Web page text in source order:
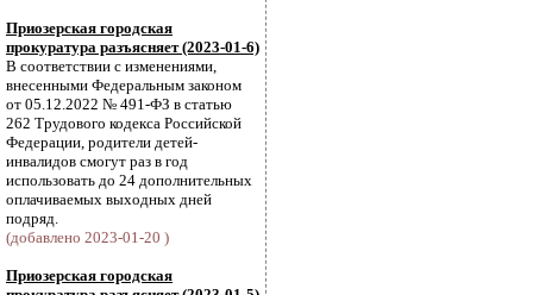
Приозерская городская
прокуратура разъясняет (2023-01-6)
В соответствии с изменениями,
внесенными Федеральным законом
от 05.12.2022 № 491-ФЗ в статью
262 Трудового кодекса Российской
Федерации, родители детей-
инвалидов смогут раз в год
использовать до 24 дополнительных
оплачиваемых выходных дней
подряд.
(добавлено 2023-01-20 )
Приозерская городская